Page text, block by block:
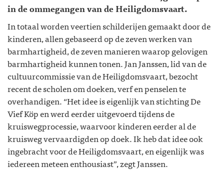
in de ommegangen van de Heiligdomsvaart.
In totaal worden veertien schilderijen gemaakt door de
kinderen, allen gebaseerd op de zeven werken van
barmhartigheid, de zeven manieren waarop gelovigen
barmhartigheid kunnen tonen. Jan Janssen, lid van de
cultuurcommissie van de Heiligdomsvaart, bezocht
recent de scholen om doeken, verf en penselen te
overhandigen. “Het idee is eigenlijk van stichting De
Vief Köp en werd eerder uitgevoerd tijdens de
kruiswegprocessie, waarvoor kinderen eerder al de
kruisweg vervaardigden op doek. Ik heb dat idee ook
ingebracht voor de Heiligdomsvaart, en eigenlijk was
iedereen meteen enthousiast”, zegt Janssen.